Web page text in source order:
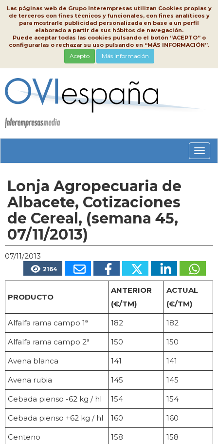
Las páginas web de Grupo Interempresas utilizan Cookies propias y
de terceros con fines técnicos y funcionales, con fines analíticos y
para mostrarle publicidad personalizada en base a un perfil
elaborado a partir de sus hábitos de navegación.
Puede aceptar todas las cookies pulsando el botón “ACEPTO” o
configurarlas o rechazar su uso pulsando en “MÁS INFORMACIÓN”.
Acepto Más información
Lonja Agropecuaria de
Albacete, Cotizaciones
de Cereal, (semana 45,
07/11/2013)
07/11/2013
2164
PRODUCTO
ANTERIOR
(€/TM)
ACTUAL
(€/TM)
Alfalfa rama campo 1ª 182 182
Alfalfa rama campo 2ª 150 150
Avena blanca 141 141
Avena rubia 145 145
Cebada pienso -62 kg / hl 154 154
Cebada pienso +62 kg / hl 160 160
Centeno 158 158